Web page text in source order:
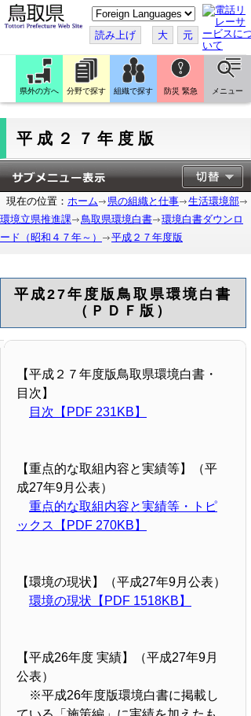
こ
の
ペ
ー
ジ
翻
訳
す
読み上げ 大 元
県外の方へ 分野で探す 組織で探す 防災 緊急 メニュー
平成２７年度版
現在の位置： ホーム 県の組織と仕事
生活環境部
環境立県推進課
鳥取県環境白書
環境白書ダウンロ
ード（昭和４７年～）
平成２７年度版
平成27年度版鳥取県環境白書
（ＰＤＦ版）
【平成２７年度版鳥取県環境白書・
目次】
目次【PDF 231KB】
【重点的な取組内容と実績等】（平
成27年9月公表）
重点的な取組内容と実績等・トピ
ックス【PDF 270KB】
【環境の現状】（平成27年9月公表）
環境の現状【PDF 1518KB】
【平成26年度 実績】（平成27年9月
公表）
※平成26年度版環境白書に掲載し